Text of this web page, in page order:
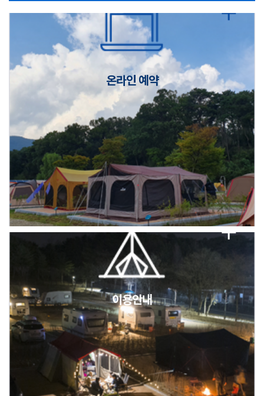
캠핑장(9월1일~6일) 미운영 공지
2026년 5월 캠핑장 안점 점검의 날 변경 안내
캠핑장(9월1일~6일) 미운영 공지
2026년 5월 캠핑장 안점 점검의 날 변경 안내
캠핑장(9월1일~6일) 미운영 공지
2026년 5월 캠핑장 안점 점검의 날 변경 안내
캠핑장(9월1일~6일) 미운영 공지
[6/1]전산시스템 점검 및 안정화에 따른 서비스 이용 제한 안내
온라인 예약
이용안내